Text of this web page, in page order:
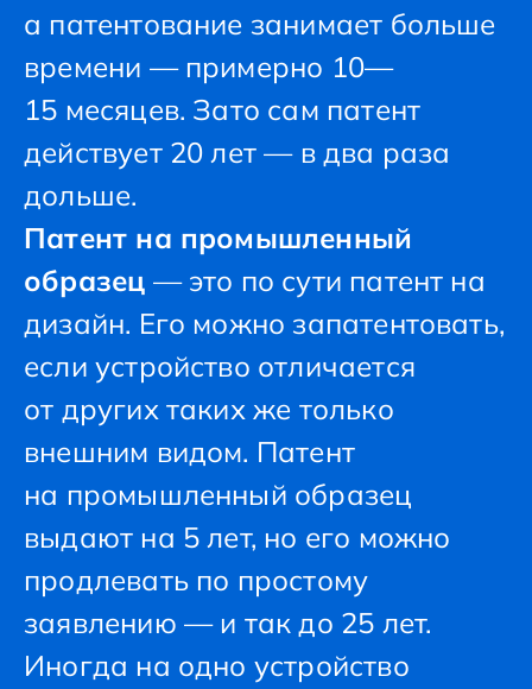
а патентование занимает больше
времени — примерно 10—
15 месяцев. Зато сам патент
действует 20 лет — в два раза
дольше.
Патент на промышленный
образец — это по сути патент на
дизайн. Его можно запатентовать,
если устройство отличается
от других таких же только
внешним видом. Патент
на промышленный образец
выдают на 5 лет, но его можно
продлевать по простому
заявлению — и так до 25 лет.
Иногда на одно устройство